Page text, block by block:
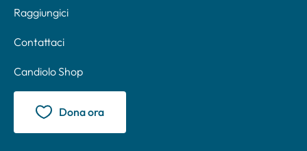
Raggiungici
Contattaci
Candiolo Shop
Dona ora